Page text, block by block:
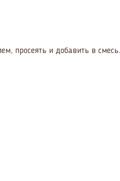
просеять и добавить в смесь.